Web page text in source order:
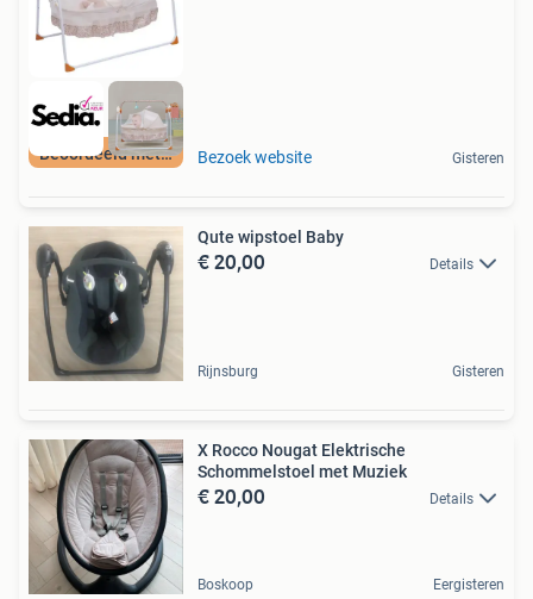
Beoordeeld met 9+ Bezoek website Gisteren
Qute wipstoel Baby
€ 20,00 Details
Rijnsburg Gisteren
X Rocco Nougat Elektrische
Schommelstoel met Muziek
€ 20,00 Details
Boskoop Eergisteren